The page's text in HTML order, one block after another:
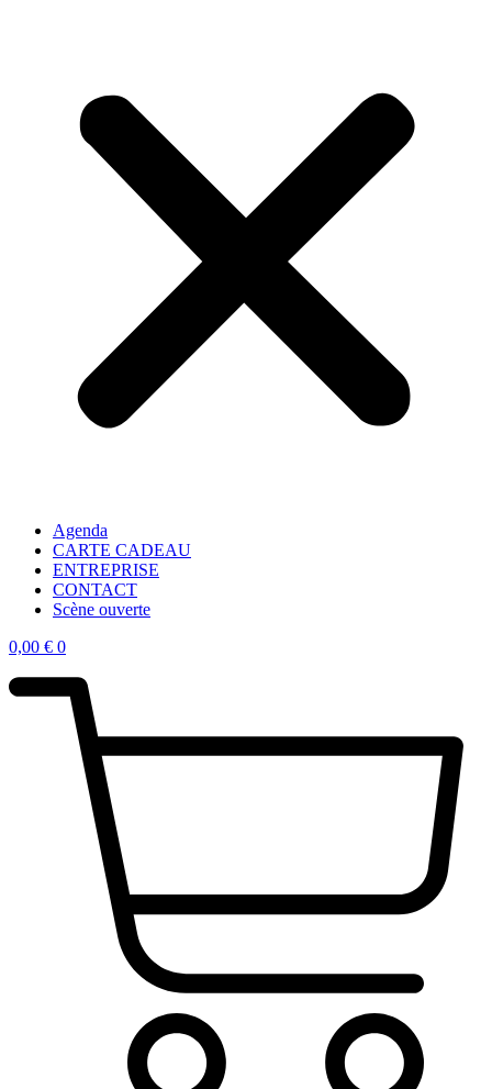
Agenda
CARTE CADEAU
ENTREPRISE
CONTACT
Scène ouverte
0,00 € 0